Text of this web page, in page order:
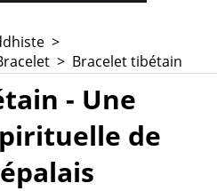
>
> Bracelet tibétain
- Une
de